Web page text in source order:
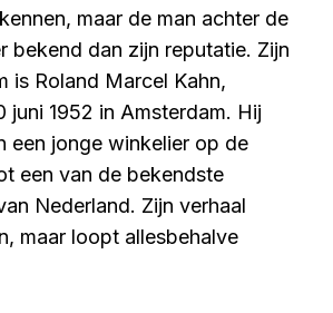
maar de man achter de
bekend dan zijn reputatie. Zijn
is Roland Marcel Kahn,
juni 1952 in Amsterdam. Hij
een jonge winkelier op de
een van de bekendste
Nederland. Zijn verhaal
maar loopt allesbehalve